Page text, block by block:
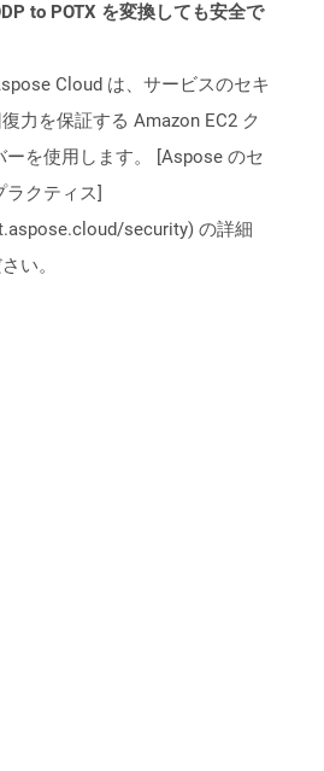
to POTX を変換しても安全で
Cloud は、サービスのセキ
力を保証する Amazon EC2 ク
ーを使用します。 [Aspose のセ
ラクティス]
security) の詳細
い。